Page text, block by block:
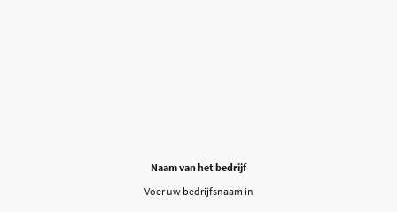
Naam van het bedrijf
Voer uw bedrijfsnaam in